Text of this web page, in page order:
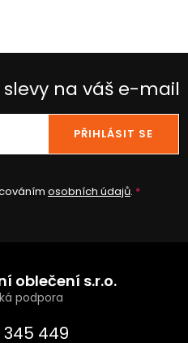
na váš e-mail
osobních údajů.
PŘIHLÁSIT SE
oblečení s.r.o.
345 449